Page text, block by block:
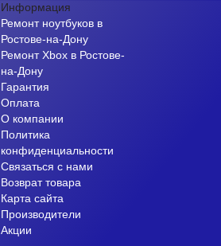
Информация
Ремонт ноутбуков в
Ростове-на-Дону
Ремонт Xbox в Ростове-
на-Дону
Гарантия
Оплата
О компании
Политика
конфиденциальности
Связаться с нами
Возврат товара
Карта сайта
Производители
Акции